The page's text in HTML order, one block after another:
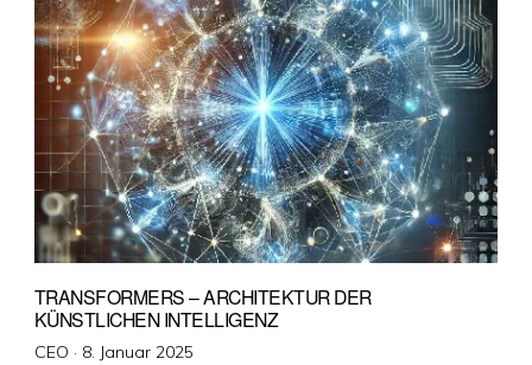
TRANSFORMERS – ARCHITEKTUR DER
KÜNSTLICHEN INTELLIGENZ
CEO · Veröffentlicht
8. Januar 2025